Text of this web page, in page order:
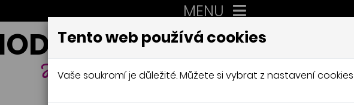
MENU
XXL
Jana Mládková
AUTORSKÉ ŠITÍ, DÁMSKÉ
Tento web používá cookies
Vaše soukromí je důležité. Můžete si vybrat z nastavení